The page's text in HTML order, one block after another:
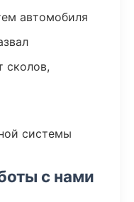
автомобиля
сколов,
системы
с нами